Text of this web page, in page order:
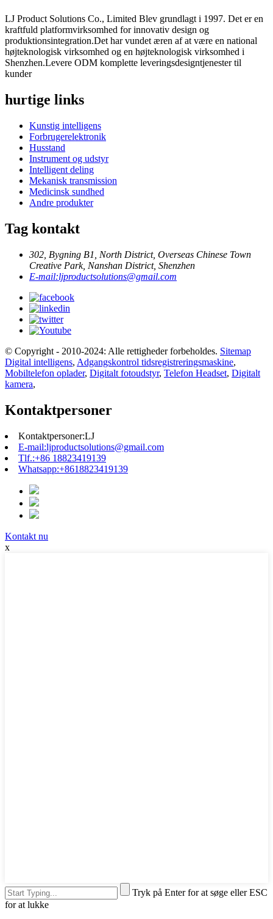
LJ Product Solutions Co., Limited Blev grundlagt i 1997. Det er en
kraftfuld platformvirksomhed for innovativ design og
produktionsintegration.Det har vundet æren af ​​at være en national
højteknologisk virksomhed og en højteknologisk virksomhed i
Shenzhen.Levere ODM komplette leveringsdesigntjenester til
kunder
hurtige links
Kunstig intelligens
Forbrugerelektronik
Husstand
Instrument og udstyr
Intelligent deling
Mekanisk transmission
Medicinsk sundhed
Andre produkter
Tag kontakt
302, Bygning B1, North District, Overseas Chinese Town
Creative Park, Nanshan District, Shenzhen
E-mail:ljproductsolutions@gmail.com
© Copyright - 2010-2024: Alle rettigheder forbeholdes. Sitemap
Digital intelligens, Adgangskontrol tidsregistreringsmaskine,
Mobiltelefon oplader, Digitalt fotoudstyr, Telefon Headset, Digitalt
kamera,
Kontaktpersoner
Kontaktpersoner:LJ
E-mail:ljproductsolutions@gmail.com
Tlf.:+86 18823419139
Whatsapp:+8618823419139
Kontakt nu
x
Tryk på Enter for at søge eller ESC
for at lukke